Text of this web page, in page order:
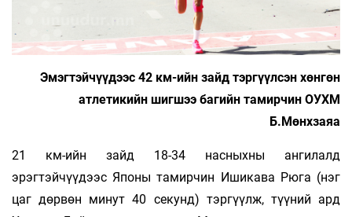
Эмэгтэйчүүдээс 42 км-ийн зайд тэргүүлсэн хөнгөн
атлетикийн шигшээ багийн тамирчин ОУХМ
Б.Мөнхзаяа
21 км-ийн зайд 18-34 насныхны ангилалд
эрэгтэйчүүдээс Японы тамирчин Ишикава Рюга (нэг
цаг дөрвөн минут 40 секунд) тэргүүлж, түүний ард